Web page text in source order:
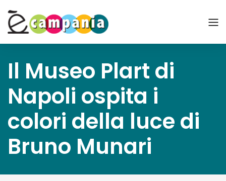
Il Museo Plart di
Napoli ospita i
colori della luce di
Bruno Munari